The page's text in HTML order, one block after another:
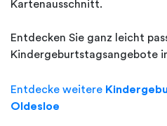
Kartenausschnitt.
Entdecken Sie ganz leicht
Kindergeburtstagsangebote
Entdecke weitere
Oldesloe